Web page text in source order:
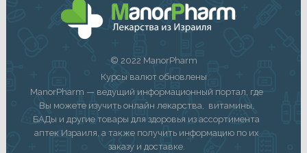
© 2022 ManorPharm
Курсы валют обновлены
ManorPharm — ведущий информационный портал, где
Вы можете изучить онлайн лекарства, витамины,
БАДы и другие товары для здоровья из ассортимента
аптек Израиля, а также получить информацию по их
заказу и доставке.